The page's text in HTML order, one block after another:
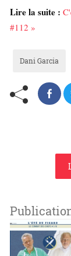
Lire la suite :
#112 »
Dani Garcia